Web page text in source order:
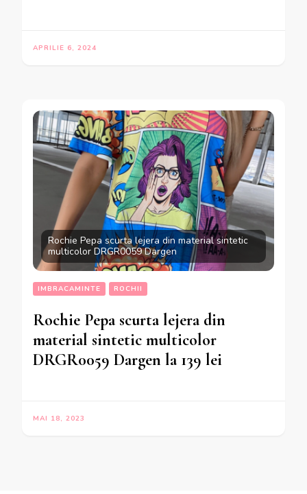
APRILIE 6, 2024
Rochie Pepa scurta lejera din material sintetic
multicolor DRGR0059 Dargen
IMBRACAMINTE ROCHII
Rochie Pepa scurta lejera din
material sintetic multicolor
DRGR0059 Dargen la 139 lei
MAI 18, 2023